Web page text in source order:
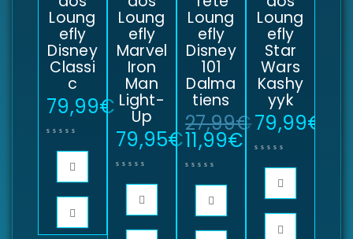
Loung
efly
Disney
Classi
c
79,99€
Loung
efly
Marvel
Iron
Man
Light-
Up
79,95€
Loung
efly
Disney
101
Dalma
tiens
27,99€
11,99€
Loung
efly
Star
Wars
Kashy
yyk
79,99€